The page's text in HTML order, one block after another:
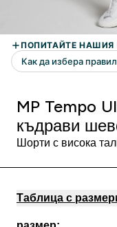
MP Tempo
къдрави
Шорти с висока
Таблица с